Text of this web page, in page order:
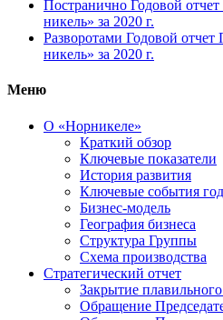
Постранично Годовой
никель» за 2020 г.
Разворотами Годовой
никель» за 2020 г.
Меню
О «Норникеле»
Краткий обзор
Ключевые показатели
История развития
Ключевые события
Бизнес-модель
География бизнеса
Структура Группы
Схема производства
Стратегический отчет
Закрытие
Обращение